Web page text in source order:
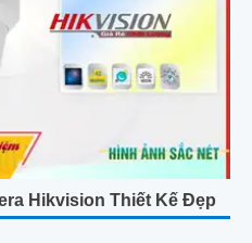
Hikvision Thiết Kế Đẹp